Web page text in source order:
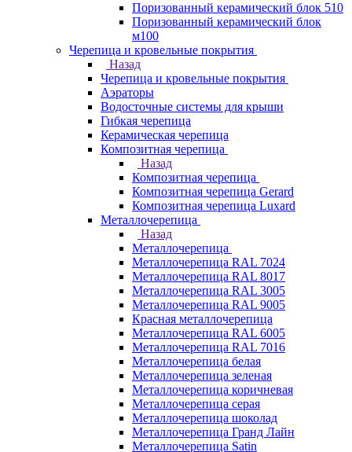
Поризованный керамический блок 510
Поризованный керамический блок
м100
Черепица и кровельные покрытия
Назад
Черепица и кровельные покрытия
Аэраторы
Водосточные системы для крыши
Гибкая черепица
Керамическая черепица
Композитная черепица
Назад
Композитная черепица
Композитная черепица Gerard
Композитная черепица Luxard
Металлочерепица
Назад
Металлочерепица
Металлочерепица RAL 7024
Металлочерепица RAL 8017
Металлочерепица RAL 3005
Металлочерепица RAL 9005
Красная металлочерепица
Металлочерепица RAL 6005
Металлочерепица RAL 7016
Металлочерепица белая
Металлочерепица зеленая
Металлочерепица коричневая
Металлочерепица серая
Металлочерепица шоколад
Металлочерепица Гранд Лайн
Металлочерепица Satin